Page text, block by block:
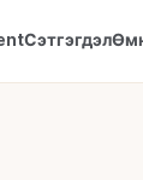
Сэтгэгдэл